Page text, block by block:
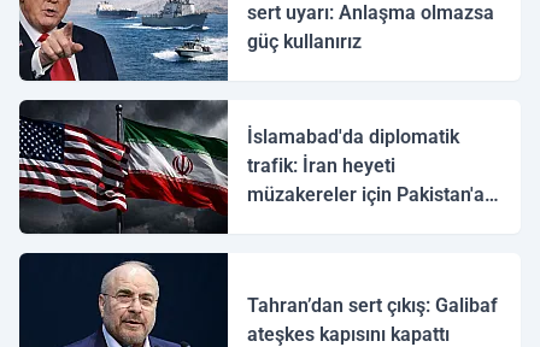
sert uyarı: Anlaşma olmazsa
güç kullanırız
İslamabad'da diplomatik
trafik: İran heyeti
müzakereler için Pakistan'a
Tahran’dan sert çıkış: Galibaf
ateşkes kapısını kapattı